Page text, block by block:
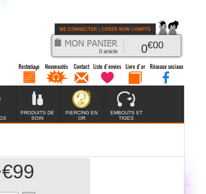
0 article 0€00
ME CONNECTER CREER MON COMPTE
PRODUITS DE
SOIN
PIERCING EN
OR
EMBOUTS ET
TIGES
€99